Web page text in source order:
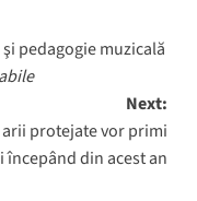
pedagogie muzicală
Next:
protejate vor primi
începând din acest an